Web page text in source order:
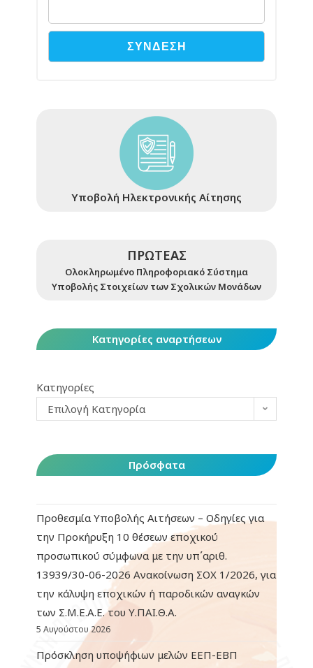
Υποβολή Ηλεκτρονικής Αίτησης
ΠΡΩΤΕΑΣ
Ολοκληρωμένο Πληροφοριακό Σύστημα
Υποβολής Στοιχείων των Σχολικών Μονάδων
Κατηγορίες αναρτήσεων
Κατηγορίες
Επιλογή Κατηγορία
Πρόσφατα
Προθεσμία Υποβολής Αιτήσεων – Οδηγίες για
την Προκήρυξη 10 θέσεων εποχικού
προσωπικού σύμφωνα με την υπ΄αριθ.
13939/30-06-2026 Ανακοίνωση ΣΟΧ 1/2026, για
την κάλυψη εποχικών ή παροδικών αναγκών
των Σ.Μ.Ε.Α.Ε. του Υ.ΠΑΙ.Θ.Α.
5 Αυγούστου 2026
Πρόσκληση υποψήφιων μελών ΕΕΠ-ΕΒΠ